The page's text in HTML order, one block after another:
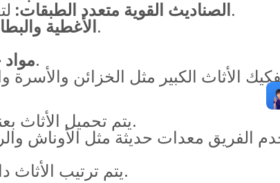
الصناديث القوية متعدد الطبقات:لتعبئة الملابس والأدوات الصغيرة والأشياء الأخرى بشكل آمن.
الأغطيةلحماية الأثاث الكبير من الخدوش والصدمات.
لمنع حركة الأشياء داخل الكراتين أثناء النقل.
يتم تحميل الأثاث بعناية فائقة داخل شاحنات نقل مجهزة ومبطنة لحماية المنقولات.
الفريق معدات حديثة مثل الأوناش
يتم ترتيب الأثاث داخل الشاحنة بشكل منظم لتجنب أي احتكاك أو تلف أثناء النقل.